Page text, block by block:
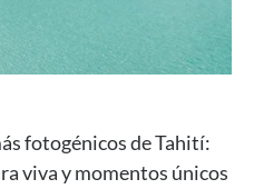
fotogénicos de Tahití:
viva y momentos únicos